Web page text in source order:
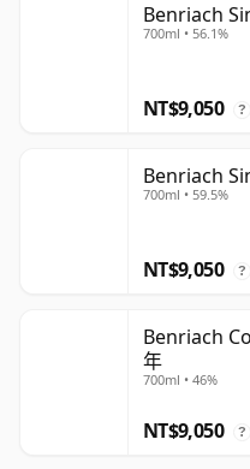
Benriach
700ml • 56.1%
NT$9,050 ?
Benriach
700ml • 59.5%
NT$9,050 ?
Benriach
年
700ml • 46%
NT$9,050 ?